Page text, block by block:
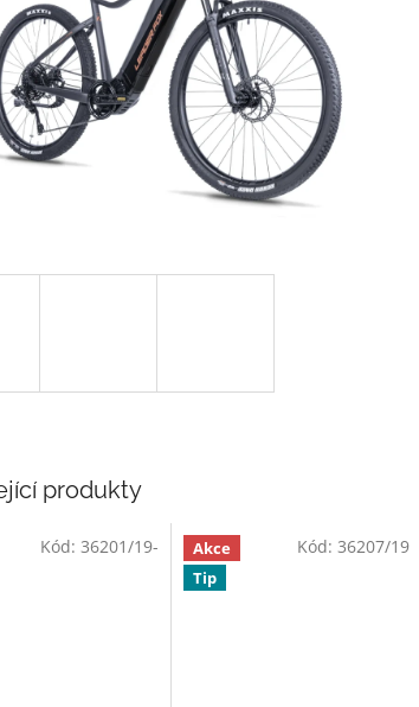
produkty
Kód: 36201/19-
Akce
Tip
Kód: 36207/19